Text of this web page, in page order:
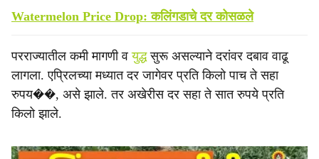
Watermelon Price Drop: कलिंगडाचे दर कोसळले
परराज्यातील कमी मागणी वयुद्धसुरू असल्याने दरांवर दबाव वाढू
लागला. एप्रिलच्या मध्यात दर जागेवर प्रति किलो पाच ते सहा
रुपय��, असे झाले. तर अखेरीस दर सहा ते सात रुपये प्रति
किलो झाले.